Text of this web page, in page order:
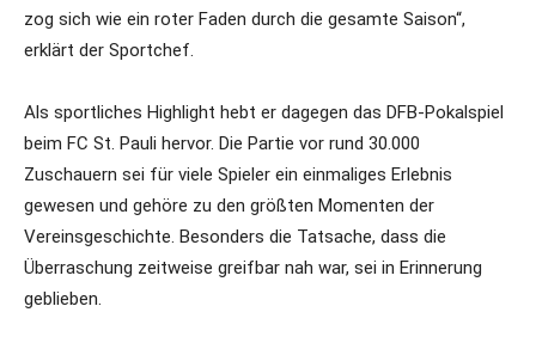
zog sich wie ein roter Faden durch die gesamte Saison“,
erklärt der Sportchef.
Als sportliches Highlight hebt er dagegen das DFB-Pokalspiel
beim FC St. Pauli hervor. Die Partie vor rund 30.000
Zuschauern sei für viele Spieler ein einmaliges Erlebnis
gewesen und gehöre zu den größten Momenten der
Vereinsgeschichte. Besonders die Tatsache, dass die
Überraschung zeitweise greifbar nah war, sei in Erinnerung
geblieben.